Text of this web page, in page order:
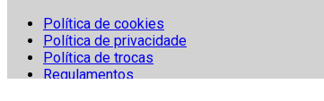
Política de cookies
Política de privacidade
Política de trocas
Regulamentos